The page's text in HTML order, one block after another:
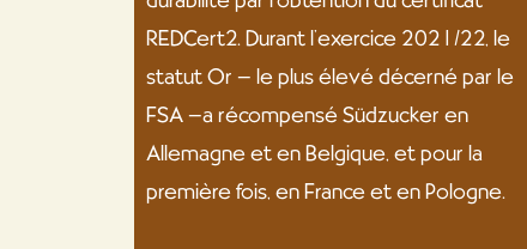
REDCert2. Durant l’exercice 2021/22, le
statut Or – le plus élevé décerné par le
FSA –a récompensé Südzucker en
Allemagne et en Belgique, et pour la
première fois, en France et en Pologne.